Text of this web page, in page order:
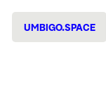
UMBIGO.SPACE